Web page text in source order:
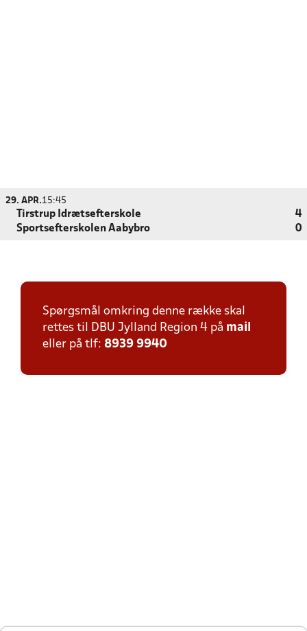
29. APR.15:45
Tirstrup Idrætsefterskole
4
Sportsefterskolen Aabybro
0
Spørgsmål omkring denne række skal
rettes til DBU Jylland Region 4 på mail
eller på tlf: 8939 9940